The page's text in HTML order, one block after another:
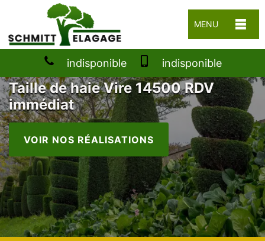
MENU
indisponible indisponible
Taille de haie Vire 14500 RDV
immédiat
VOIR NOS RÉALISATIONS